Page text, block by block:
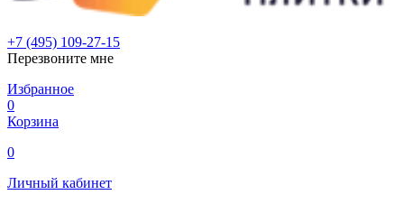
+7 (495) 109-27-15
Перезвоните мне
Избранное
0
Корзина
0
Личный кабинет